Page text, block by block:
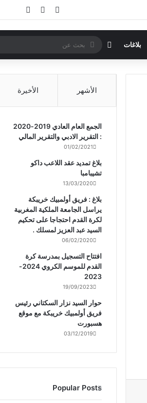
تسجيل الدخول
مقال عشوائي
بلاغات الوضع المظلم
بحث
عن
الأشهر الأخيرة
الجمع العام العادي 2019-2020
: التقرير الادبي والتقرير المالي
01/02/2021
بلاغ تمديد عقد اللاعب داكو
تشيبامبا
13/03/2020
بلاغ : فريق أولمبيك خريبكة
يراسل الجامعة الملكية المغربية
لكرة القدم احتجاجا على تحكيم
السيد عبد العزيز لمسلك .
06/02/2020
افتتاح التسجيل بمدرسة كرة
القدم للموسم الكروي 2024-
2023
19/09/2023
حوار السيد نزار السكتاني رئيس
فريق أولمبيك خريبكة مع موقع
هسبورت
03/12/2019
Popular Posts